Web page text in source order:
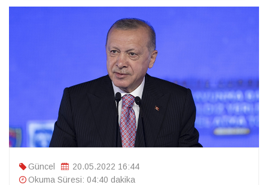
Güncel
20.05.2022 16:44
Okuma Süresi: 04:40 dakika